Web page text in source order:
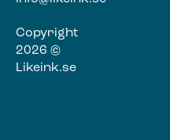
Copyright
2026 ©
Likeink.se